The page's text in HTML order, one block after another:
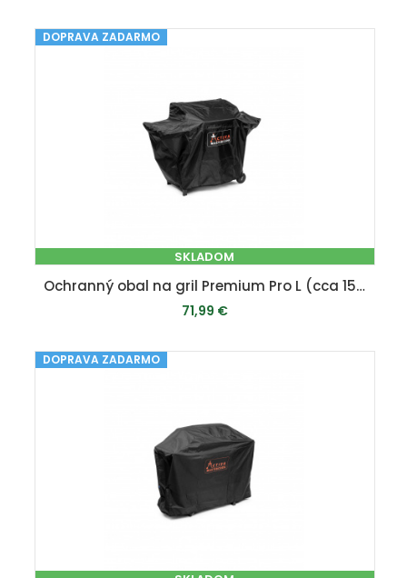
MOMENTÁLNE VYPREDANÉ
DOPRAVA ZADARMO
SKLADOM
Ochranný obal na gril Premium Pro L (cca 150 x 116 x 65 cm)
71,99 €
PRIDAŤ DO KOŠÍKA
DOPRAVA ZADARMO